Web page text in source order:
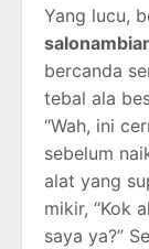
Yang lucu,
bercanda
tebal ala
“Wah, ini
sebelum
alat yang
mikir, “Kok
saya ya?”